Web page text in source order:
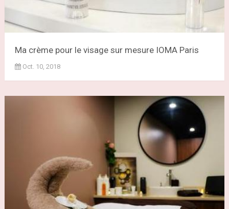
Ma crème pour le visage sur mesure IOMA Paris
Oct. 10, 2018